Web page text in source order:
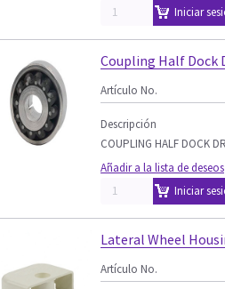
Iniciar
Coupling Half Dock
Artículo No.
Descripción
COUPLING HALF DOCK
Añadir a la lista de deseos
Iniciar
Lateral Wheel
Artículo No.